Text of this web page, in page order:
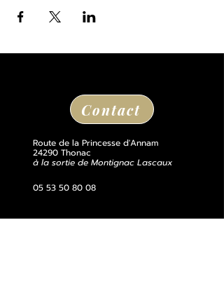
Contact
Route de la Princesse d'Annam
24290 Thonac
à la sortie de Montignac Lascaux
05 53 50 80 08
losse@chateaudelosse.com